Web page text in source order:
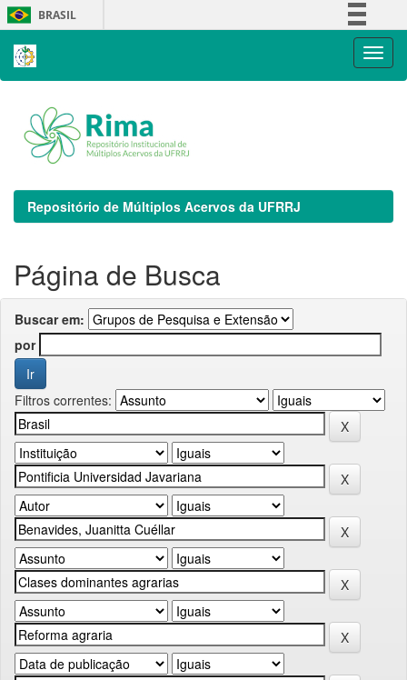
Skip
navigation
BRASIL
Repositório de Múltiplos Acervos da UFRRJ
Página de Busca
Buscar em:
por
Filtros correntes: